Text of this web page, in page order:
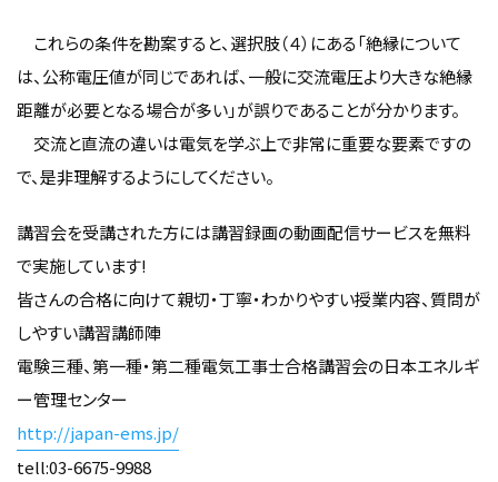
これらの条件を勘案すると、選択肢（４）にある「絶縁について
は、公称電圧値が同じであれば、一般に交流電圧より大きな絶縁
距離が必要となる場合が多い」が誤りであることが分かります。
交流と直流の違いは電気を学ぶ上で非常に重要な要素ですの
で、是非理解するようにしてください。
講習会を受講された方には講習録画の動画配信サービスを無料
で実施しています!
皆さんの合格に向けて親切・丁寧・わかりやすい授業内容、質問が
しやすい講習講師陣
電験三種、第一種・第二種電気工事士合格講習会の日本エネルギ
ー管理センター
http://japan-ems.jp/
tell:03-6675-9988